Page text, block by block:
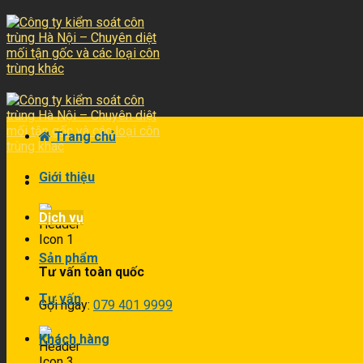
Skip
to
content
Tư vấn toàn quốc
Gọi ngay: 079 401 9999
Trang chủ
Giới thiệu
Dịch vụ
Sản phẩm
Tư vấn
Khách hàng